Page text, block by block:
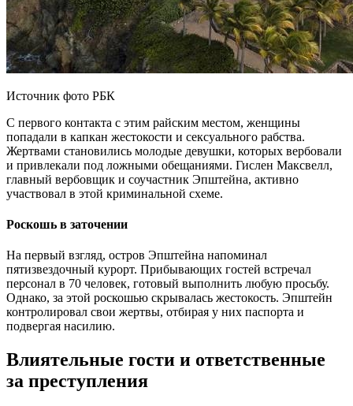
Источник фото РБК
С первого контакта с этим райским местом, женщины
попадали в капкан жестокости и сексуального рабства.
Жертвами становились молодые девушки, которых вербовали
и привлекали под ложными обещаниями. Гислен Максвелл,
главный вербовщик и соучастник Эпштейна, активно
участвовал в этой криминальной схеме.
Роскошь в заточении
На первый взгляд, остров Эпштейна напоминал
пятизвездочный курорт. Прибывающих гостей встречал
персонал в 70 человек, готовый выполнить любую просьбу.
Однако, за этой роскошью скрывалась жестокость. Эпштейн
контролировал свои жертвы, отбирая у них паспорта и
подвергая насилию.
Влиятельные гости и ответственные
за преступления